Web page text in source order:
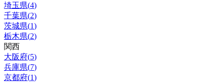
埼玉県(4)
千葉県(2)
茨城県(1)
栃木県(2)
関西
大阪府(5)
兵庫県(7)
京都府(1)